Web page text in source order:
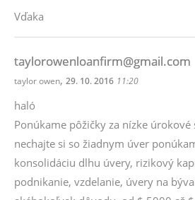
Vďaka
taylorowenloanfirm@gmail.com
taylor owen, 29. 10. 2016 11:20
haló
Ponúkame pôžičky za nízke úrokové
nechajte si so žiadnym úver
konsolidáciu dlhu úvery, rizikový
podnikanie, vzdelanie, úvery na